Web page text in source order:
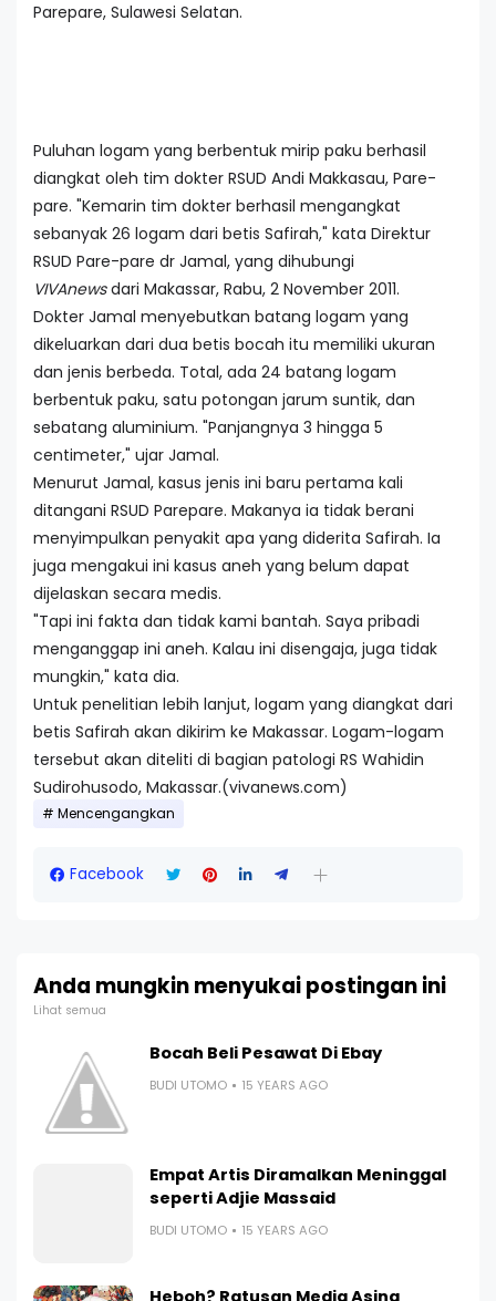
Parepare, Sulawesi Selatan.
Puluhan logam yang berbentuk mirip paku berhasil
diangkat oleh tim dokter RSUD Andi Makkasau, Pare-
pare. "Kemarin tim dokter berhasil mengangkat
sebanyak 26 logam dari betis Safirah," kata Direktur
RSUD Pare-pare dr Jamal, yang dihubungi
VIVAnewsdari Makassar, Rabu, 2 November 2011.
Dokter Jamal menyebutkan batang logam yang
dikeluarkan dari dua betis bocah itu memiliki ukuran
dan jenis berbeda. Total, ada 24 batang logam
berbentuk paku, satu potongan jarum suntik, dan
sebatang aluminium. "Panjangnya 3 hingga 5
centimeter," ujar Jamal.
Menurut Jamal, kasus jenis ini baru pertama kali
ditangani RSUD Parepare. Makanya ia tidak berani
menyimpulkan penyakit apa yang diderita Safirah. Ia
juga mengakui ini kasus aneh yang belum dapat
dijelaskan secara medis.
"Tapi ini fakta dan tidak kami bantah. Saya pribadi
menganggap ini aneh. Kalau ini disengaja, juga tidak
mungkin," kata dia.
Untuk penelitian lebih lanjut, logam yang diangkat dari
betis Safirah akan dikirim ke Makassar. Logam-logam
tersebut akan diteliti di bagian patologi RS Wahidin
Sudirohusodo, Makassar.(vivanews.com)
Mencengangkan
Facebook
Anda mungkin menyukai postingan ini
Lihat semua
Bocah Beli Pesawat Di Ebay
BUDI UTOMO 15 YEARS AGO
Empat Artis Diramalkan Meninggal
seperti Adjie Massaid
BUDI UTOMO 15 YEARS AGO
Heboh? Ratusan Media Asing